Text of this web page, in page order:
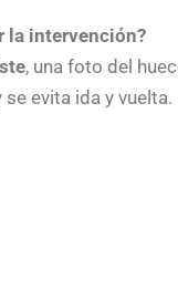
la intervención?
, una foto del
evita ida y vuelta.